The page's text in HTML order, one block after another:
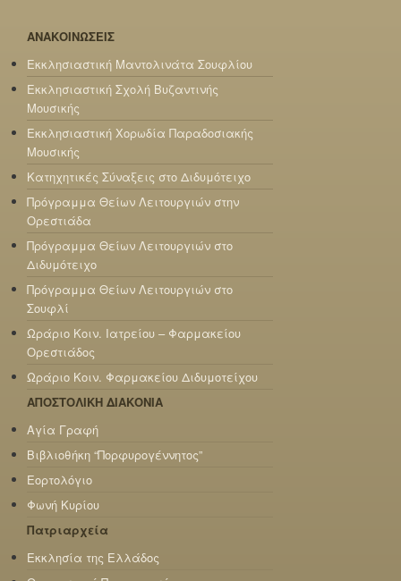
ΑΝΑΚΟΙΝΩΣΕΙΣ
Εκκλησιαστική Μαντολινάτα Σουφλίου
Εκκλησιαστική Σχολή Βυζαντινής
Μουσικής
Εκκλησιαστική Χορωδία Παραδοσιακής
Μουσικής
Κατηχητικές Σύναξεις στο Διδυμότειχο
Πρόγραμμα Θείων Λειτουργιών στην
Ορεστιάδα
Πρόγραμμα Θείων Λειτουργιών στο
Διδυμότειχο
Πρόγραμμα Θείων Λειτουργιών στο
Σουφλί
Ωράριο Κοιν. Ιατρείου – Φαρμακείου
Ορεστιάδος
Ωράριο Κοιν. Φαρμακείου Διδυμοτείχου
ΑΠΟΣΤΟΛΙΚΗ ΔΙΑΚΟΝΙΑ
Αγία Γραφή
Βιβλιοθήκη “Πορφυρογέννητος”
Εορτολόγιο
Φωνή Κυρίου
Πατριαρχεία
Εκκλησία της Ελλάδος